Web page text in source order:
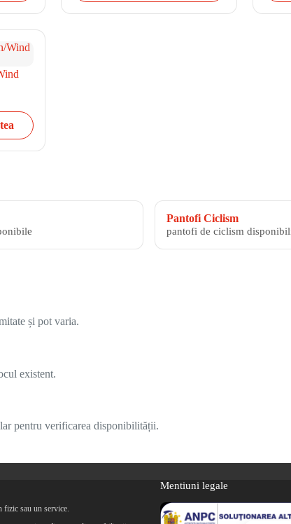
Pantofi Ciclism
pantofi de ciclism
și pot varia.
existent.
pentru verificarea disponibilității.
fizic sau un service.
Mentiuni legale